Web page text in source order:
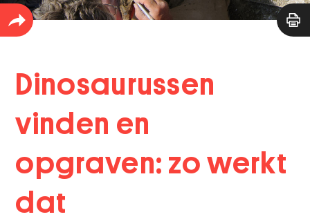
Dinosaurussen
vinden en
opgraven: zo werkt
dat